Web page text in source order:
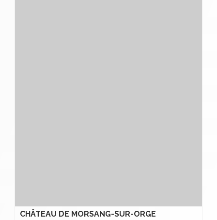
CHÂTEAU DE MORSANG-SUR-ORGE